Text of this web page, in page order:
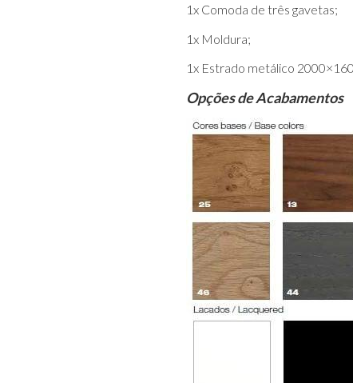
1x Comoda de três gavetas;
1x Moldura;
1x Estrado metálico
Opções de Acabamentos